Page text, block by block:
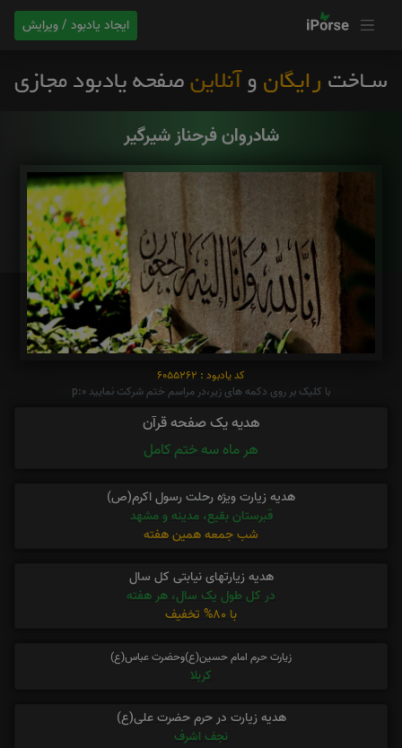
ایجاد یادبود / ویرایش
شادروان فرحناز شيرگير
کد یادبود : 6055262
با کلیک بر روی دکمه های زیر،در مراسم ختم شرکت نمایید p:0
هدیه یک صفحه قرآن
هر ماه سه ختم کامل
هدیه زیارت ویژه رحلت رسول اکرم(ص)
قبرستان بقیع، مدینه و مشهد
شب جمعه همین هفته
هدیه زیارتهای نیابتی کل سال
در کل طول یک سال، هر هفته
با 80% تخفیف
زیارت حرم امام حسین(ع)وحضرت عباس(ع)
کربلا
هدیه زیارت در حرم حضرت علی(ع)
نجف اشرف